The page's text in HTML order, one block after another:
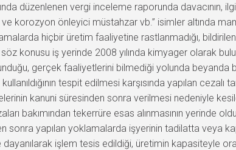
düzenlenen vergi inceleme raporunda davacının,
korozyon önleyici müstahzar vb.” isimler altında
hiçbir üretim faaliyetine rastlanmadığı,
konusu iş yerinde 2008 yılında kimyager olarak
gerçek faaliyetlerini bilmediği yolunda beyanda
tespit edilmesi karşısında yapılan cezalı
kanuni süresinden sonra verilmesi nedeniyle
bakımından tekerrüre esas alınmasının yerinde
sonra yapılan yoklamalarda işyerinin tadilatta veya
işlem tesis edildiği, üretimin kapasiteyle